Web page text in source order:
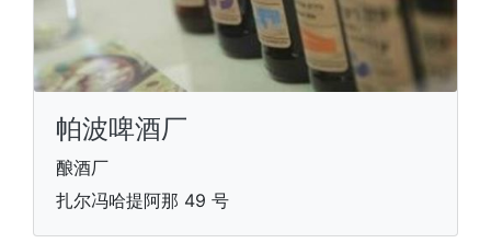
帕波啤酒厂
酿酒厂
扎尔冯哈提阿那 49 号